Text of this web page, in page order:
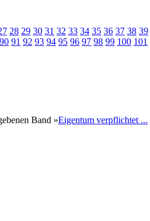
28 29 30 31 32 33 34 35 36 37 38 39
90 91 92 93 94 95 96 97 98 99 100 101
Band »Eigentum verpflichtet ...